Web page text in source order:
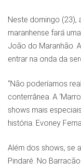
Neste domingo (23),
maranhense fará
João do Maranhão.
entrar na onda da
“Não poderíamos
conterrânea. A
shows mais
história. Evoney
Além dos shows, se
Pindaré. No